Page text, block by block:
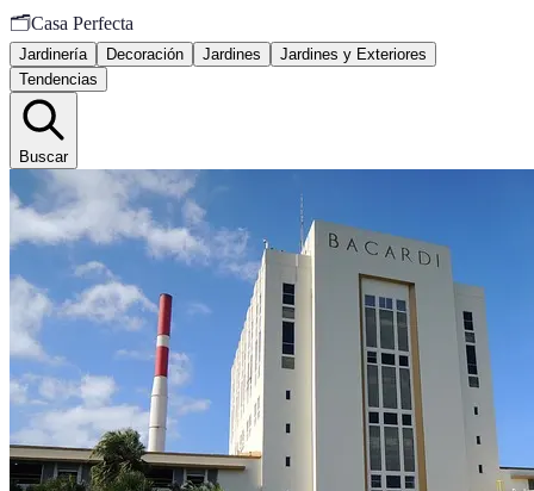
🗂️Casa Perfecta
Jardinería Decoración Jardines
Jardines y Exteriores
Tendencias
Buscar